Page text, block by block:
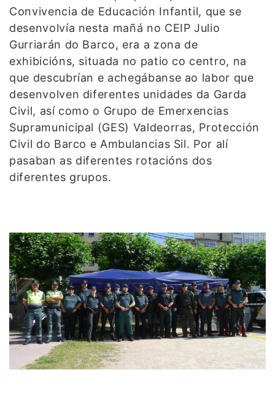
Convivencia de Educación Infantil, que se
desenvolvía nesta mañá no CEIP Julio
Gurriarán do Barco, era a zona de
exhibicións, situada no patio co centro, na
que descubrían e achegábanse ao labor que
desenvolven diferentes unidades da Garda
Civil, así como o Grupo de Emerxencias
Supramunicipal (GES) Valdeorras, Protección
Civil do Barco e Ambulancias Sil. Por alí
pasaban as diferentes rotacións dos
diferentes grupos.